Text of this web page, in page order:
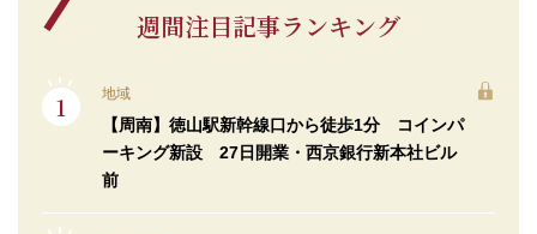
週間注目記事ランキング
地域
【周南】徳山駅新幹線口から徒歩1分 コインパ
ーキング新設 27日開業・西京銀行新本社ビル
前